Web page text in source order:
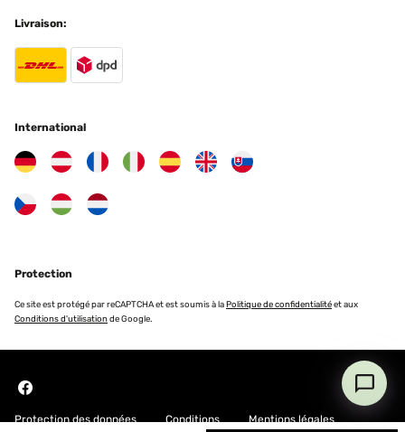
Livraison:
International
Protection
Ce site est protégé par reCAPTCHA et est soumis à laPolitique de confidentialitéet aux
Conditions d'utilisationde Google.
Protection des données Conditions Mentions légales